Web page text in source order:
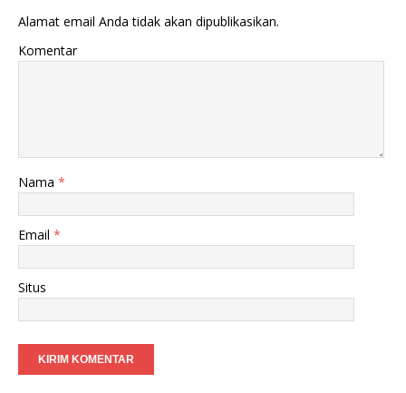
Alamat email Anda tidak akan dipublikasikan.
Komentar
Nama *
Email *
Situs